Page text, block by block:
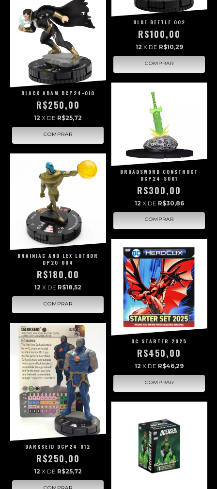
BLACK ADAM DCP24-010
R$250,00
12 X DE R$25,72
BLUE BEETLE 002
R$100,00
12 X DE R$10,29
BRAINIAC AND LEX LUTHOR
DP20-004
R$180,00
12 X DE R$18,52
BROADSWORD CONSTRUCT
DCP24-S001
R$300,00
12 X DE R$30,86
DARKSEID DCP24-012
R$250,00
12 X DE R$25,72
DC STARTER 2025
R$450,00
12 X DE R$46,29